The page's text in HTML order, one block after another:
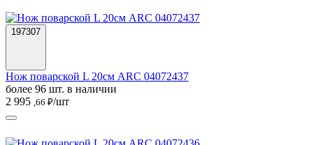
197307
Нож поварской L 20см ARC 04072437
более 96 шт. в наличии
2 995 ,66 ₽/шт